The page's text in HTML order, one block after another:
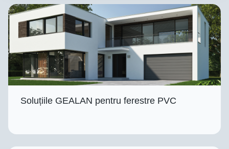
Soluțiile GEALAN pentru ferestre PVC